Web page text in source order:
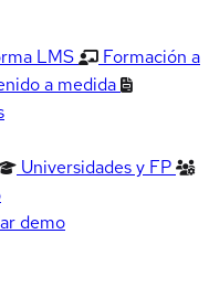
LMS
Formación a
a medida
Universidades y FP
demo